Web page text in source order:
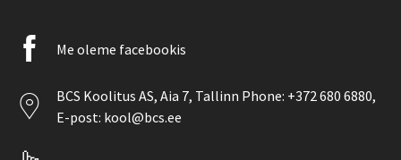
Facebook
icon
Me oleme facebookis
Location
icon
BCS Koolitus AS, Aia 7, Tallinn Phone: +372 680 6880,
E-post: kool@bcs.ee